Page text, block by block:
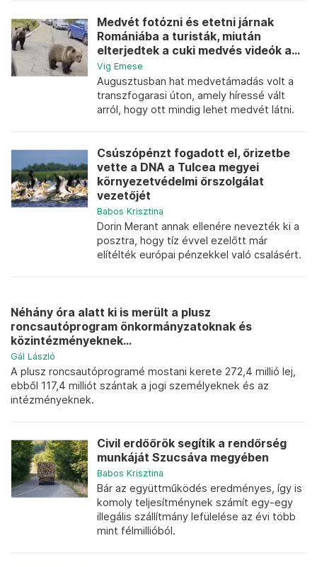
Medvét fotózni és etetni járnak
Romániába a turisták, miután
elterjedtek a cuki medvés videók a...
Vig Emese
Augusztusban hat medvetámadás volt a
transzfogarasi úton, amely híressé vált
arról, hogy ott mindig lehet medvét látni.
Csúszópénzt fogadott el, őrizetbe
vette a DNA a Tulcea megyei
környezetvédelmi őrszolgálat
vezetőjét
Babos Krisztina
Dorin Merant annak ellenére nevezték ki a
posztra, hogy tíz évvel ezelőtt már
elítélték európai pénzekkel való csalásért.
Néhány óra alatt ki is merült a plusz
roncsautóprogram önkormányzatoknak és
közintézményeknek...
Gál László
A plusz roncsautóprogramé mostani kerete 272,4 millió lej,
ebből 117,4 milliót szántak a jogi személyeknek és az
intézményeknek.
Civil erdőőrök segítik a rendőrség
munkáját Szucsáva megyében
Babos Krisztina
Bár az együttműködés eredményes, így is
komoly teljesítménynek számít egy-egy
illegális szállítmány lefülelése az évi több
mint félmillióból.